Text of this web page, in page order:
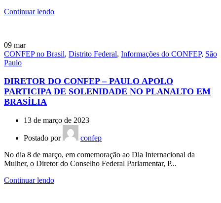
Continuar lendo
09 mar
CONFEP no Brasil, Distrito Federal, Informações do CONFEP, São
Paulo
DIRETOR DO CONFEP – PAULO APOLO
PARTICIPA DE SOLENIDADE NO PLANALTO EM
BRASÍLIA
13 de março de 2023
Postado por
confep
No dia 8 de março, em comemoração ao Dia Internacional da
Mulher, o Diretor do Conselho Federal Parlamentar, P...
Continuar lendo